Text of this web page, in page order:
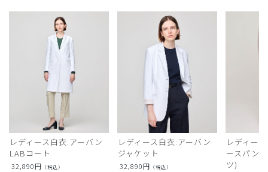
レディース白衣:アーバン
LABコート
32,890円 （税込）
レディース白衣:アーバン
ジャケット
32,890円 （税込）
レディー
ースパン
ツ)